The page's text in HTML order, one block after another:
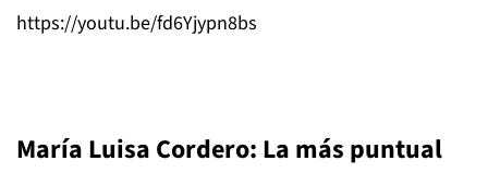
https://youtu.be/fd6Yjypn8bs
María Luisa Cordero: La más puntual